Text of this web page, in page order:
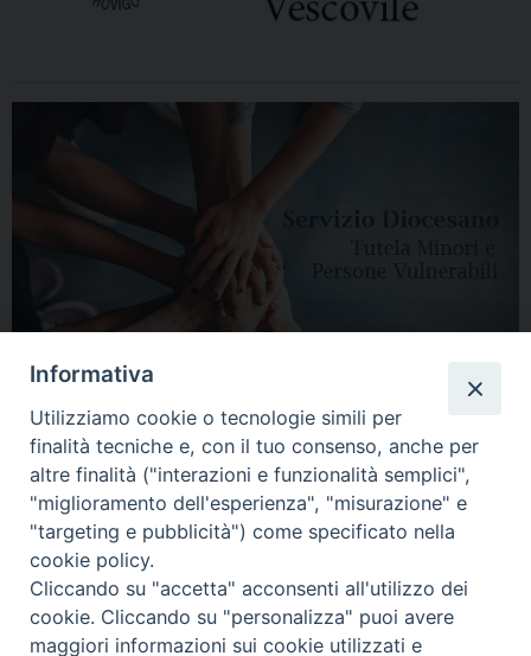
HOME DIOCESI VESCOVO CURIA VESCOVILE NEWS
APPUNTAMENTI CONTATTI SERVIZIO ANTENATI
Copyright © 2018 - 2021Diocesi di Adria Rovigo.All Rights Reserved.
Informativa
Utilizziamo cookie o tecnologie simili per
finalità tecniche e, con il tuo consenso, anche per
altre finalità ("interazioni e funzionalità semplici",
"miglioramento dell'esperienza", "misurazione" e
"targeting e pubblicità") come specificato nella
cookie policy.
Cliccando su "accetta" acconsenti all'utilizzo dei
cookie. Cliccando su "personalizza" puoi avere
maggiori informazioni sui cookie utilizzati e